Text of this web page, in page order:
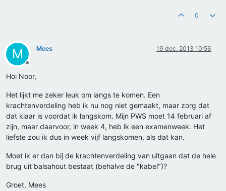
0
M
Offline
Mees 19 dec. 2013 10:56
Hoi Noor,
Het lijkt me zeker leuk om langs te komen. Een
krachtenverdeling heb ik nu nog niet gemaakt, maar zorg dat
dat klaar is voordat ik langskom. Mijn PWS moet 14 februari af
zijn, maar daarvoor, in week 4, heb ik een examenweek. Het
liefste zou ik dus in week vijf langskomen, als dat kan.
Moet ik er dan bij de krachtenverdeling van uitgaan dat de hele
brug uit balsahout bestaat (behalve de "kabel")?
Groet, Mees